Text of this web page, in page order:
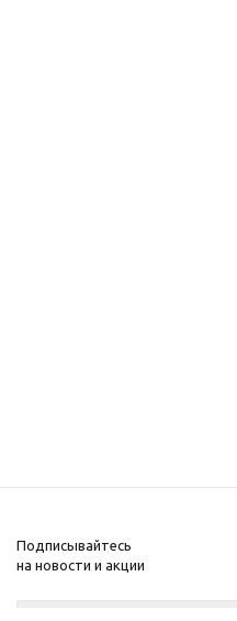
Подписывайтесь
на новости и акции